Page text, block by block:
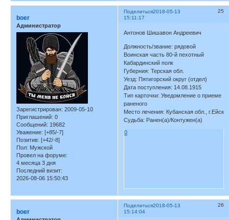
Поделиться 25
2018-05-13
15:11:17
boer
Администратор
Зарегистрирован: 2009-05-10
Приглашений: 0
Сообщений: 19682
Уважение: [+85/-7]
Позитив: [+42/-8]
Пол: Мужской
Провел на форуме:
4 месяца 3 дня
Последний визит:
2026-08-06 15:50:43
Антонов Шишавон Андреевич
Должность/звание: рядовой
Воинская часть 80-й пехотный
Кабардинский полк
Губерния: Терская обл.
Уезд: Пятигорский округ (отдел)
Дата поступления: 14.08.1915
Тип карточки: Уведомление о приеме
раненого
Место лечения: Кубанская обл., г.Ейск
Судьба: Ранен(а)/Контужен(а)
0
Поделиться 26
2018-05-13
15:14:04
boer